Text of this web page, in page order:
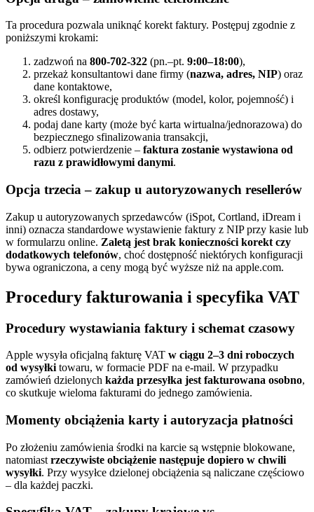
Ta procedura pozwala uniknąć korekt faktury. Postępuj zgodnie z
poniższymi krokami:
zadzwoń na 800-702-322 (pn.–pt. 9:00–18:00),
przekaż konsultantowi dane firmy (nazwa, adres, NIP) oraz
dane kontaktowe,
określ konfigurację produktów (model, kolor, pojemność) i
adres dostawy,
podaj dane karty (może być karta wirtualna/jednorazowa) do
bezpiecznego sfinalizowania transakcji,
odbierz potwierdzenie – faktura zostanie wystawiona od
razu z prawidłowymi danymi.
Opcja trzecia – zakup u autoryzowanych resellerów
Zakup u autoryzowanych sprzedawców (iSpot, Cortland, iDream i
inni) oznacza standardowe wystawienie faktury z NIP przy kasie lub
w formularzu online. Zaletą jest brak konieczności korekt czy
dodatkowych telefonów, choć dostępność niektórych konfiguracji
bywa ograniczona, a ceny mogą być wyższe niż na apple.com.
Procedury fakturowania i specyfika VAT
Procedury wystawiania faktury i schemat czasowy
Apple wysyła oficjalną fakturę VAT w ciągu 2–3 dni roboczych
od wysyłki towaru, w formacie PDF na e-mail. W przypadku
zamówień dzielonych każda przesyłka jest fakturowana osobno,
co skutkuje wieloma fakturami do jednego zamówienia.
Momenty obciążenia karty i autoryzacja płatności
Po złożeniu zamówienia środki na karcie są wstępnie blokowane,
natomiast rzeczywiste obciążenie następuje dopiero w chwili
wysyłki. Przy wysyłce dzielonej obciążenia są naliczane częściowo
– dla każdej paczki.